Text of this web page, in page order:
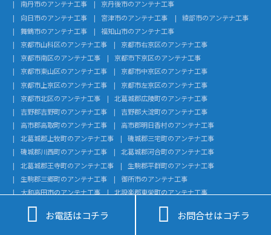
南丹市のアンテナ工事
京丹後市のアンテナ工事
向日市のアンテナ工事
宮津市のアンテナ工事
綾部市のアンテナ工事
舞鶴市のアンテナ工事
福知山市のアンテナ工事
京都市山科区のアンテナ工事
京都市右京区のアンテナ工事
京都市南区のアンテナ工事
京都市下京区のアンテナ工事
京都市東山区のアンテナ工事
京都市中京区のアンテナ工事
京都市上京区のアンテナ工事
京都市左京区のアンテナ工事
京都市北区のアンテナ工事
北葛城郡広陵町のアンテナ工事
吉野郡吉野町のアンテナ工事
吉野郡大淀町のアンテナ工事
高市郡高取町のアンテナ工事
高市郡明日香村のアンテナ工事
北葛城郡上牧町のアンテナ工事
磯城郡三宅町のアンテナ工事
磯城郡川西町のアンテナ工事
北葛城郡河合町のアンテナ工事
北葛城郡王寺町のアンテナ工事
生駒郡平群町のアンテナ工事
生駒郡三郷町のアンテナ工事
御所市のアンテナ工事
大和高田市のアンテナ工事
北設楽郡東栄町のアンテナ工事
北設楽郡設楽町のアンテナ工事
額田郡幸田町のアンテナ工事
知多郡武豊町のアンテナ工事
知多郡美浜町のアンテナ工事
 お電話はコチラ  お問合せはコチラ